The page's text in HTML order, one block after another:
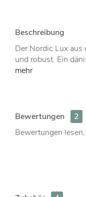
Beschreibung
Der Nordic Lux aus
und robust. Ein
mehr
Bewertungen
2
Bewertungen